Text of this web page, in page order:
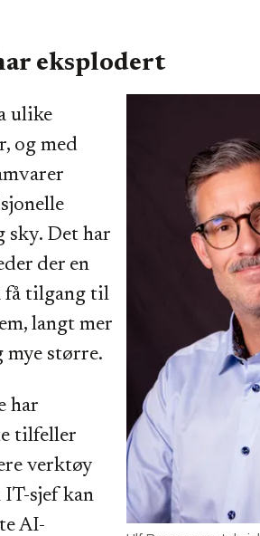
eksplodert
ulike
og med
sky. Det har
der en
få tilgang til
langt mer
større.
har
tilfeller
verktøy
IT-sjef kan
AI-